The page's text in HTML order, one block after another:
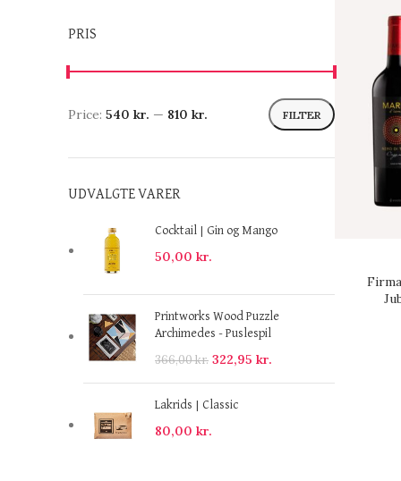
PRIS
FILTER
Price: 540 kr. — 810 kr.
UDVALGTE VARER
Cocktail | Gin og Mango
50,00 kr.
Printworks Wood Puzzle
Archimedes - Puslespil
366,00kr. 322,95 kr.
Lakrids | Classic
80,00 kr.